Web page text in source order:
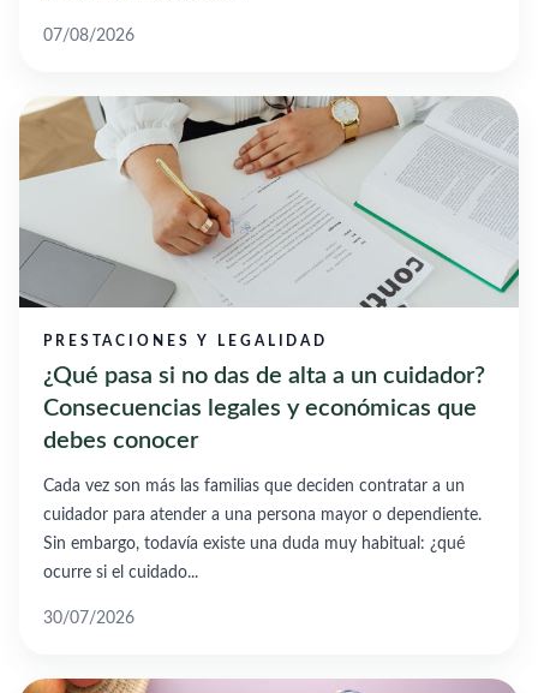
07/08/2026
PRESTACIONES Y LEGALIDAD
¿Qué pasa si no das de alta a un cuidador?
Consecuencias legales y económicas que
debes conocer
Cada vez son más las familias que deciden contratar a un
cuidador para atender a una persona mayor o dependiente.
Sin embargo, todavía existe una duda muy habitual: ¿qué
ocurre si el cuidado...
30/07/2026